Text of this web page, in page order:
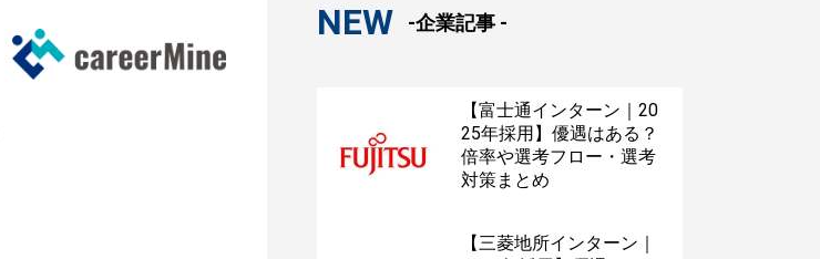
NEW -企業記事 -
【富士通インターン｜20
25年採用】優遇はある？
倍率や選考フロー・選考
対策まとめ
【三菱地所インターン｜